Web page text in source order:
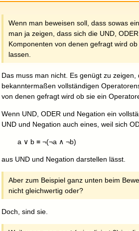
Wenn man beweisen soll, dass sowas
man ja zeigen, dass sich die UND,
Komponenten von denen gefragt wird
lassen.
Das muss man nicht. Es genügt zu
bekanntermaßen vollständigen
von denen gefragt wird ob sie ein
Wenn UND, ODER und Negation ein
UND und Negation auch eines, weil sich
a ∨ b ≡ ¬(¬a ∧ ¬b)
aus UND und Negation darstellen lässt.
Aber zum Beispiel ganz unten beim
nicht gleichwertig oder?
Doch, sind sie.